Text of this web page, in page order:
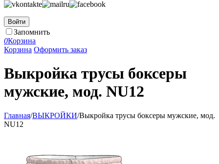
Войти
Запомнить
0Корзина
Корзина Оформить заказ
Выкройка трусы боксеры
мужские, мод. NU12
Главная/ВЫКРОЙКИ/Выкройка трусы боксеры мужские, мод.
NU12